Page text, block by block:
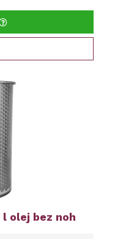
olej bez noh